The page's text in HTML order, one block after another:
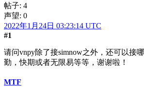
帖子: 4
声望: 0
2022年1月24日 03:23:14 UTC
#1
请问vnpy除了接simnow之外，还可以接
勤，快期或者无限易等等，谢谢啦！
MTF